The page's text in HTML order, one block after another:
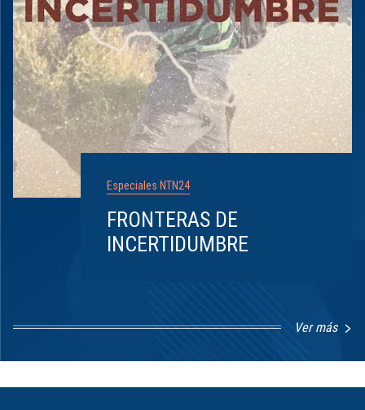
Especiales NTN24
FRONTERAS DE
INCERTIDUMBRE
Ver más
8